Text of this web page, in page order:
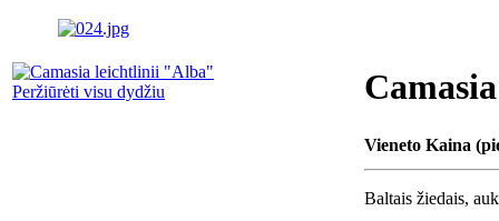
Peržiūrėti visu dydžiu
Vieneto Kaina
Baltais žiedais,